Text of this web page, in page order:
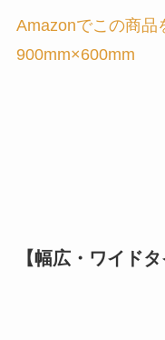
Amazonでこの商品
900mm×600mm
【幅広・ワイド